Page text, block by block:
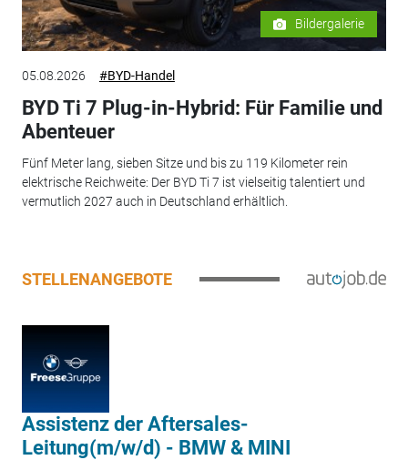
Bildergalerie
05.08.2026 #BYD-Handel
BYD Ti 7 Plug-in-Hybrid: Für Familie und
Abenteuer
Fünf Meter lang, sieben Sitze und bis zu 119 Kilometer rein
elektrische Reichweite: Der BYD Ti 7 ist vielseitig talentiert und
vermutlich 2027 auch in Deutschland erhältlich.
STELLENANGEBOTE
Assistenz der Aftersales-
Leitung(m/w/d) - BMW & MINI